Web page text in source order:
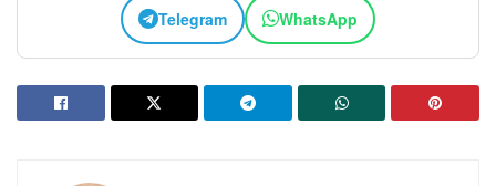
Telegram WhatsApp